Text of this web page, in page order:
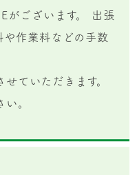
がございます。 出張
や作業料などの手数
ていただきます。
い。